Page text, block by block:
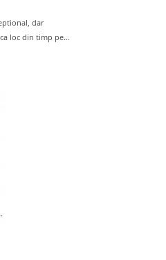
dar
loc din timp pe…